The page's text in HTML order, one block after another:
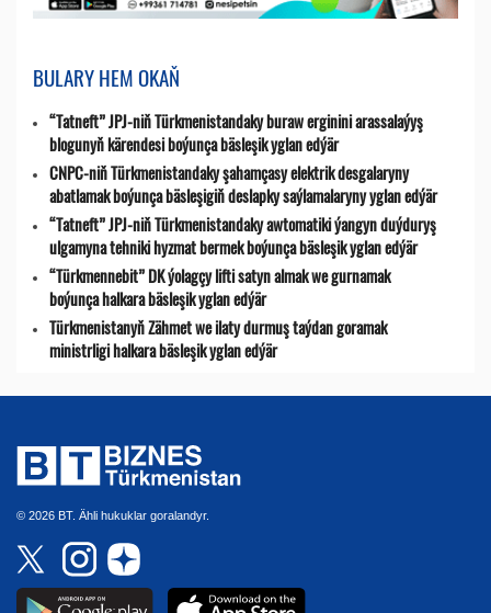
BULARY HEM OKAŇ
“Tatneft” JPJ-niň Türkmenistandaky buraw erginini arassalaýyş
blogunyň kärendesi boýunça bäsleşik yglan edýär
CNPC-niň Türkmenistandaky şahamçasy elektrik desgalaryny
abatlamak boýunça bäsleşigiň deslapky saýlamalaryny yglan edýär
“Tatneft” JPJ-niň Türkmenistandaky awtomatiki ýangyn duýduryş
ulgamyna tehniki hyzmat bermek boýunça bäsleşik yglan edýär
“Türkmennebit” DK ýolagçy lifti satyn almak we gurnamak
boýunça halkara bäsleşik yglan edýär
Türkmenistanyň Zähmet we ilaty durmuş taýdan goramak
ministrligi halkara bäsleşik yglan edýär
© 2026 BT. Ähli hukuklar goralandyr.